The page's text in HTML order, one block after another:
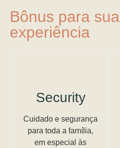
Bônus para
experiência
Security
Cuidado e segurança
para toda a família,
em especial às